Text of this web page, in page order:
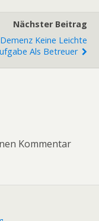
Nächster Beitrag
Demenz Keine Leichte
Als Betreuer
Kommentar